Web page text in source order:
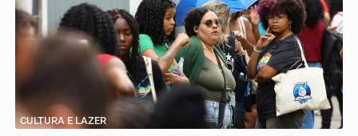
CULTURA E LAZER